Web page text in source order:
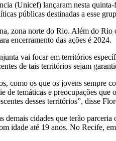
(Unicef) lançaram nesta
públicas destinadas a esse
zona norte do Rio. Além do
encerramento das ações é 2024.
vai focar em territórios
de tais territórios sejam
como os que os jovens sempre
temáticas e preocupações
desses territórios”, disse
cidades que terão
idade até 19 anos. No Recife,